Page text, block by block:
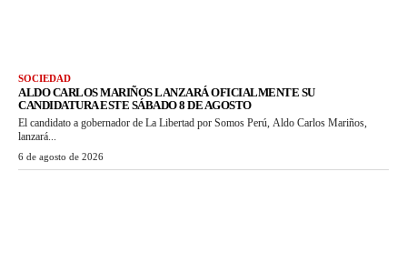
SOCIEDAD
ALDO CARLOS MARIÑOS LANZARÁ OFICIALMENTE SU
CANDIDATURA ESTE SÁBADO 8 DE AGOSTO
El candidato a gobernador de La Libertad por Somos Perú, Aldo Carlos Mariños,
lanzará...
6 de agosto de 2026